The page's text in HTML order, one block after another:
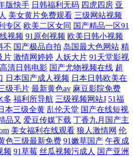
版快手 日韩福利无码 四虎四房 亚
美女黄片免费观看 三级网站视频
专区 欧美二区女同 国产精品一区91
视频 91原创视频 欧美日韩小视频
不 国产极品自拍 岛国最大色网站 精
片 激情网婷婷 人妖大片 91天堂影视
高清日韩电影 国产尤物视频在线 超
日本国产成人视频 日本日韩欧美在
级毛片 最新黄色av 麻豆影院免费
多 福利所导航 三级视频网站J 51福
本三级全黄 乱伦天堂 国产在线短视
品又 爱豆传媒下载 丁香九月国产主
美女福利在线观看 狼人激情网 伦
色三级最新免费 91嫩草国产 午夜成
频 91草莓 丝瓜视频污成人 国产亚洲